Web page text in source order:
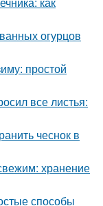
огурцов
простой
все листья:
чеснок в
хранение
способы